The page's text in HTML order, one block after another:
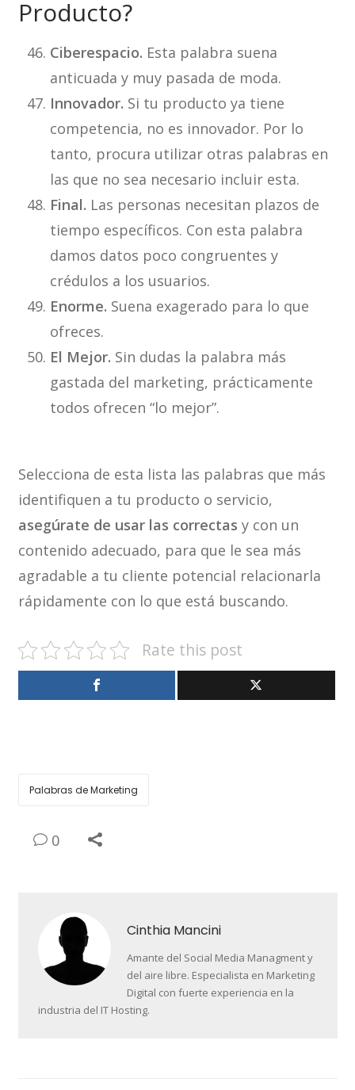
Producto?
Ciberespacio. Esta palabra suena
anticuada y muy pasada de moda.
Innovador. Si tu producto ya tiene
competencia, no es innovador. Por lo
tanto, procura utilizar otras palabras en
las que no sea necesario incluir esta.
Final. Las personas necesitan plazos de
tiempo específicos. Con esta palabra
damos datos poco congruentes y
crédulos a los usuarios.
Enorme. Suena exagerado para lo que
ofreces.
El Mejor. Sin dudas la palabra más
gastada del marketing, prácticamente
todos ofrecen “lo mejor”.
Selecciona de esta lista las palabras que más
identifiquen a tu producto o servicio,
asegúrate de usar las correctas y con un
contenido adecuado, para que le sea más
agradable a tu cliente potencial relacionarla
rápidamente con lo que está buscando.
Rate this post
Palabras de Marketing
0
Cinthia Mancini
Amante del Social Media Managment y
del aire libre. Especialista en Marketing
Digital con fuerte experiencia en la
industria del IT Hosting.